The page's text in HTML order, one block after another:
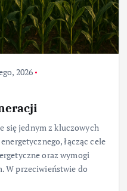
2026
się jednym z kluczowych
łącząc cele
oraz wymogi
W przeciwieństwie do